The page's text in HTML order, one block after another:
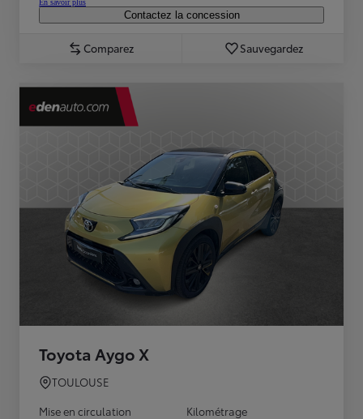
En savoir plus
Contactez la concession
Comparez Sauvegardez
Toyota Aygo X
TOULOUSE
Mise en circulation
Kilométrage